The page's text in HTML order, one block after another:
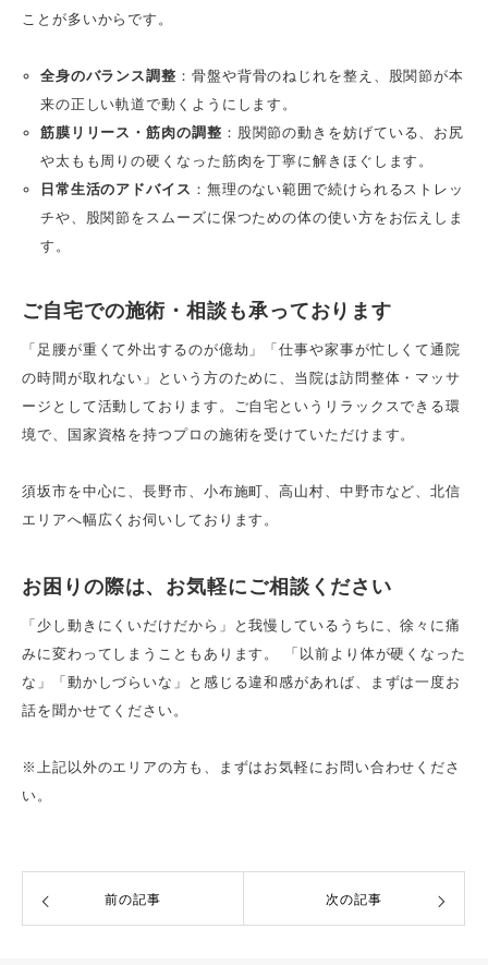
ことが多いからです。
全身のバランス調整 ：骨盤や背骨のねじれを整え、股関節が本
来の正しい軌道で動くようにします。
筋膜リリース・筋肉の調整 ：股関節の動きを妨げている、お尻
や太もも周りの硬くなった筋肉を丁寧に解きほぐします。
日常生活のアドバイス ：無理のない範囲で続けられるストレッ
チや、股関節をスムーズに保つための体の使い方をお伝えしま
す。
ご自宅での施術・相談も承っております
「足腰が重くて外出するのが億劫」「仕事や家事が忙しくて通院
の時間が取れない」という方のために、当院は訪問整体・マッサ
ージとして活動しております。ご自宅というリラックスできる環
境で、国家資格を持つプロの施術を受けていただけます。
須坂市を中心に、長野市、小布施町、高山村、中野市など、北信
エリアへ幅広くお伺いしております。
お困りの際は、お気軽にご相談ください
「少し動きにくいだけだから」と我慢しているうちに、徐々に痛
みに変わってしまうこともあります。 「以前より体が硬くなった
な」「動かしづらいな」と感じる違和感があれば、まずは一度お
話を聞かせてください。
※上記以外のエリアの方も、まずはお気軽にお問い合わせくださ
い。
前の記事 次の記事